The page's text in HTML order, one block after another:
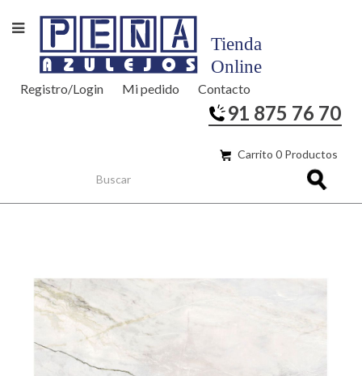
Registro/Login Mi pedido Contacto
91 875 76 70
Carrito 0 Productos